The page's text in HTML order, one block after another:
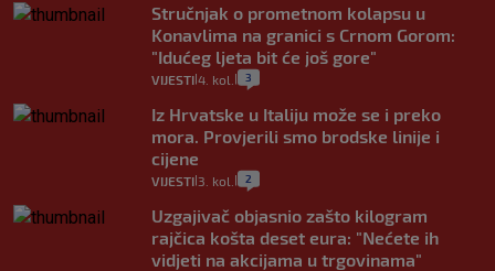
Stručnjak o prometnom kolapsu u
Konavlima na granici s Crnom Gorom:
"Idućeg ljeta bit će još gore"
VIJESTI 4. kol. 3
Iz Hrvatske u Italiju može se i preko
mora. Provjerili smo brodske linije i
cijene
VIJESTI 3. kol. 2
Uzgajivač objasnio zašto kilogram
rajčica košta deset eura: "Nećete ih
vidjeti na akcijama u trgovinama"